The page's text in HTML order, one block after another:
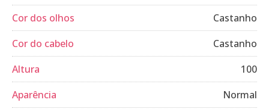
Cor dos olhos
Castanho
Cor do cabelo
Castanho
Altura
100
Aparência
Normal